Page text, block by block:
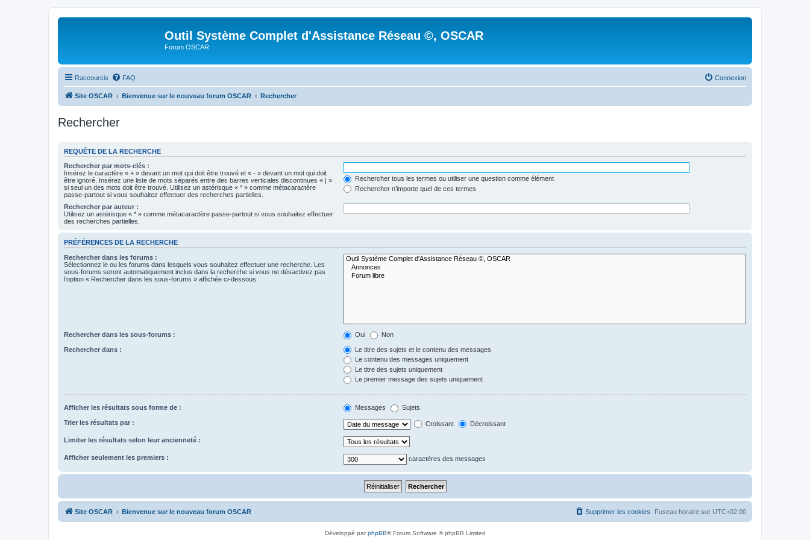
Outil Système Complet d'Assistance Réseau ©, OSCAR
Forum OSCAR
Raccourcis FAQ Connexion
Site OSCAR Bienvenue sur le nouveau forum OSCAR Rechercher
Rechercher
REQUÊTE DE LA RECHERCHE
Rechercher par mots-clés :
Insérez le caractère « + » devant un mot qui doit être trouvé et « - » devant un mot qui doit
être ignoré. Insérez une liste de mots séparés entre des barres verticales discontinues « | »
si seul un des mots doit être trouvé. Utilisez un astérisque « * » comme métacaractère
passe-partout si vous souhaitez effectuer des recherches partielles.
Rechercher tous les termes ou utiliser une question comme élément
Rechercher n’importe quel de ces termes
Rechercher par auteur :
Utilisez un astérisque « * » comme métacaractère passe-partout si vous souhaitez effectuer
des recherches partielles.
PRÉFÉRENCES DE LA RECHERCHE
Rechercher dans les forums :
Sélectionnez le ou les forums dans lesquels vous souhaitez effectuer une recherche. Les
sous-forums seront automatiquement inclus dans la recherche si vous ne désactivez pas
l’option « Rechercher dans les sous-forums » affichée ci-dessous.
Rechercher dans les sous-forums : Oui Non
Rechercher dans :
Le titre des sujets et le contenu des messages
Le contenu des messages uniquement
Le titre des sujets uniquement
Le premier message des sujets uniquement
Afficher les résultats sous forme de : Messages Sujets
Trier les résultats par : Croissant Décroissant
Limiter les résultats selon leur ancienneté :
Afficher seulement les premiers : caractères des messages
Site OSCAR Bienvenue sur le nouveau forum OSCAR Fuseau horaire sur UTC+02:00
Supprimer les cookies
Développé parphpBB® Forum Software © phpBB Limited